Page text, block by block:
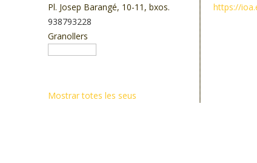
Pl. Josep Barangé, 10-11, bxos.
938793228
Granollers
https://
Mostrar totes les seus